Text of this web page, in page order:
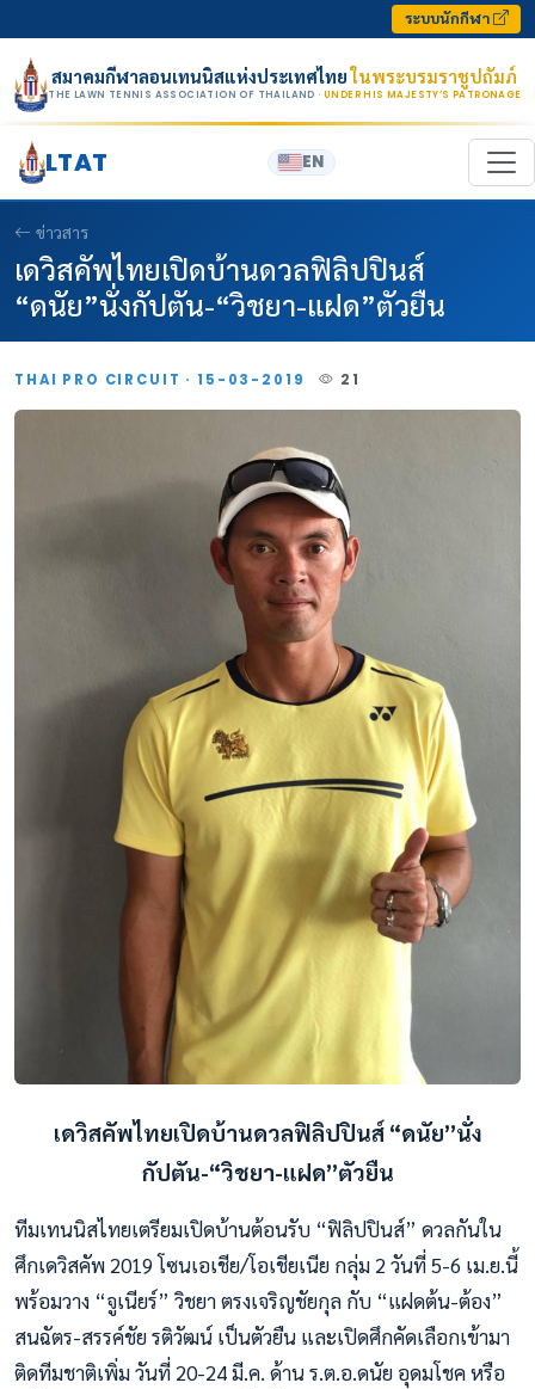
ระบบนักกีฬา
สมาคมกีฬาลอนเทนนิสแห่งประเทศไทยในพระบรมราชูปถัมภ์
THE LAWN TENNIS ASSOCIATION OF THAILAND · UNDER HIS MAJESTY’S PATRONAGE
LTAT EN
ข่าวสาร
เดวิสคัพไทยเปิดบ้านดวลฟิลิปปินส์
“ดนัย”นั่งกัปตัน-“วิชยา-แฝด”ตัวยืน
THAI PRO CIRCUIT · 15-03-2019 21
เดวิสคัพไทยเปิดบ้านดวลฟิลิปปินส์ “ดนัย”นั่ง
กัปตัน-“วิชยา-แฝด”ตัวยืน
ทีมเทนนิสไทยเตรียมเปิดบ้านต้อนรับ “ฟิลิปปินส์” ดวลกันใน
ศึกเดวิสคัพ 2019 โซนเอเชีย/โอเชียเนีย กลุ่ม 2 วันที่ 5-6 เม.ย.นี้
พร้อมวาง “จูเนียร์” วิชยา ตรงเจริญชัยกุล กับ “แฝดต้น-ต้อง”
สนฉัตร-สรรค์ชัย รติวัฒน์ เป็นตัวยืน และเปิดศึกคัดเลือกเข้ามา
ติดทีมชาติเพิ่ม วันที่ 20-24 มี.ค. ด้าน ร.ต.อ.ดนัย อุดมโชค หรือ